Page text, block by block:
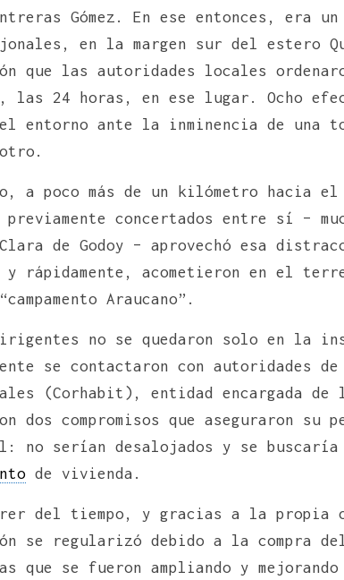
Gómez. En ese entonces, era
en la margen sur del estero
que las autoridades locales
las 24 horas, en ese lugar. Ocho
entorno ante la inminencia de una
otro.
a poco más de un kilómetro hacia
previamente concertados entre sí –
de Godoy – aprovechó esa
rápidamente, acometieron en el
Araucano”.
no se quedaron solo en la
se contactaron con autoridades
(Corhabit), entidad encargada de
dos compromisos que aseguraron su
no serían desalojados y se buscaría
de vivienda.
del tiempo, y gracias a la propia
se regularizó debido a la compra
que se fueron ampliando y